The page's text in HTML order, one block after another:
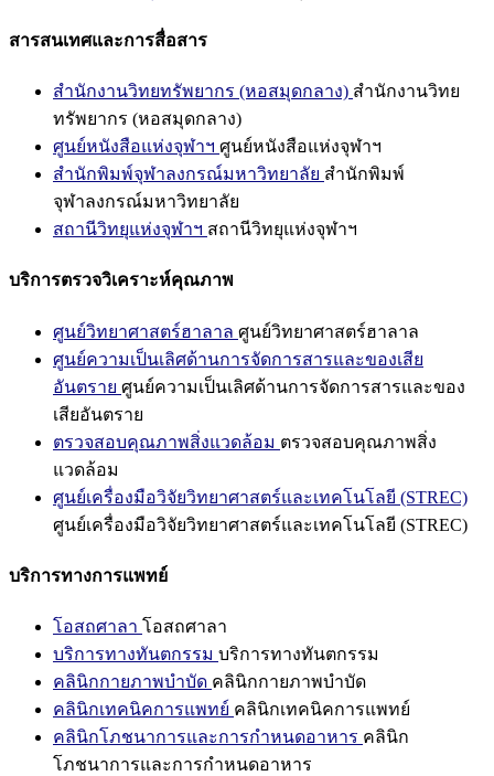
สารสนเทศและการสื่อสาร
สำนักงานวิทยทรัพยากร (หอสมุดกลาง) สำนักงานวิทย
ทรัพยากร (หอสมุดกลาง)
ศูนย์หนังสือแห่งจุฬาฯ ศูนย์หนังสือแห่งจุฬาฯ
สำนักพิมพ์จุฬาลงกรณ์มหาวิทยาลัย สำนักพิมพ์
จุฬาลงกรณ์มหาวิทยาลัย
สถานีวิทยุแห่งจุฬาฯ สถานีวิทยุแห่งจุฬาฯ
บริการตรวจวิเคราะห์คุณภาพ
ศูนย์วิทยาศาสตร์ฮาลาล ศูนย์วิทยาศาสตร์ฮาลาล
ศูนย์ความเป็นเลิศด้านการจัดการสารและของเสีย
อันตราย ศูนย์ความเป็นเลิศด้านการจัดการสารและของ
เสียอันตราย
ตรวจสอบคุณภาพสิ่งแวดล้อม ตรวจสอบคุณภาพสิ่ง
แวดล้อม
ศูนย์เครื่องมือวิจัยวิทยาศาสตร์และเทคโนโลยี (STREC)
ศูนย์เครื่องมือวิจัยวิทยาศาสตร์และเทคโนโลยี (STREC)
บริการทางการแพทย์
โอสถศาลา โอสถศาลา
บริการทางทันตกรรม บริการทางทันตกรรม
คลินิกกายภาพบำบัด คลินิกกายภาพบำบัด
คลินิกเทคนิคการแพทย์ คลินิกเทคนิคการแพทย์
คลินิกโภชนาการและการกำหนดอาหาร คลินิก
โภชนาการและการกำหนดอาหาร